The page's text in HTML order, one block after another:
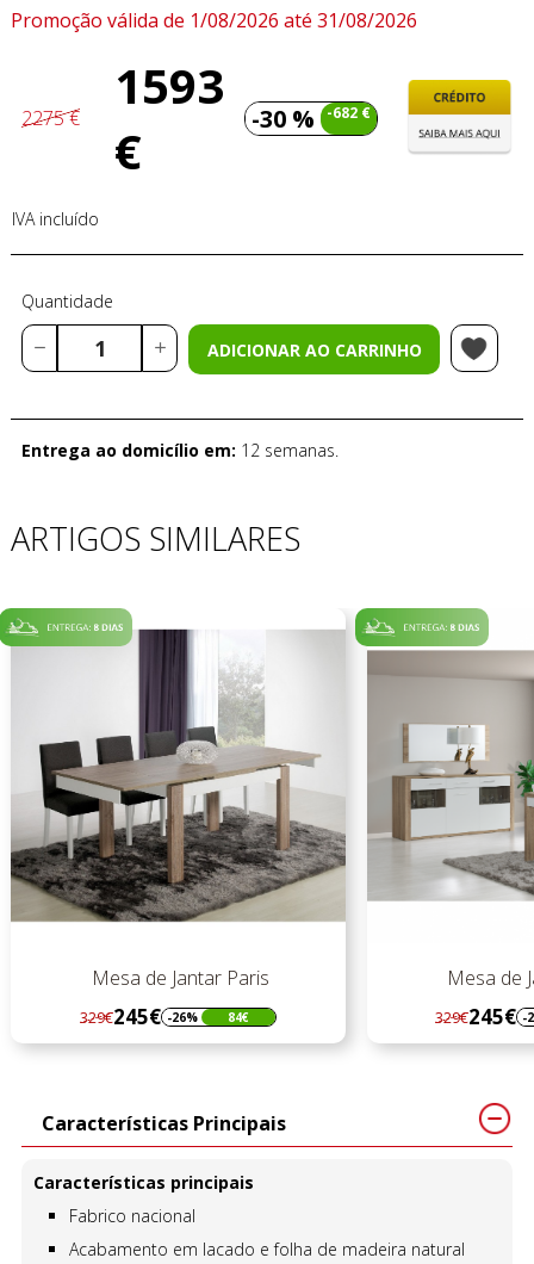
Promoção válida de 1/08/2026 até 31/08/2026
2275 €
1593
€
-30 % -682 €
IVA incluído
Quantidade
ADICIONAR AO CARRINHO
Entrega ao domicílio em: 12 semanas.
ARTIGOS SIMILARES
Mesa de Jantar Paris
Regular
preço
329€245€
Preço -26% 84€
Mesa de
Regular
preço
329€245€
Preço -
Características Principais
Características principais
Fabrico nacional
Acabamento em lacado e folha de madeira natural